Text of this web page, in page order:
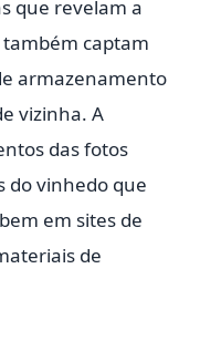
que revelam a
captam
armazenamento
vizinha. A
das fotos
do vinhedo que
em sites de
de